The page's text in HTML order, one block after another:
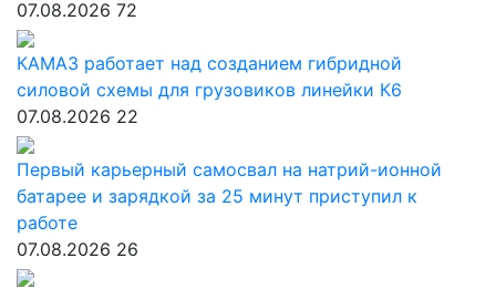
07.08.2026 72
КАМАЗ работает над созданием гибридной
силовой схемы для грузовиков линейки К6
07.08.2026 22
Первый карьерный самосвал на натрий-ионной
батарее и зарядкой за 25 минут приступил к
работе
07.08.2026 26